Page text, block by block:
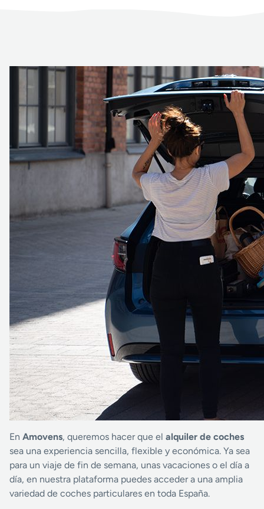
En Amovens, queremos hacer que el alquiler de coches
sea una experiencia sencilla, flexible y económica. Ya sea
para un viaje de fin de semana, unas vacaciones o el día a
día, en nuestra plataforma puedes acceder a una amplia
variedad de coches particulares en toda España.